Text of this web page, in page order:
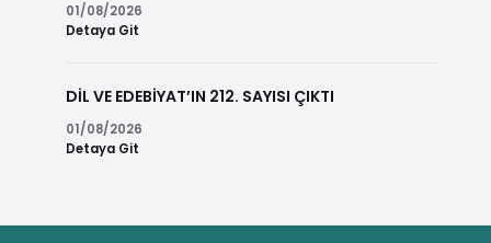
01/08/2026
Detaya Git
DİL VE EDEBİYAT’IN 212. SAYISI ÇIKTI
01/08/2026
Detaya Git